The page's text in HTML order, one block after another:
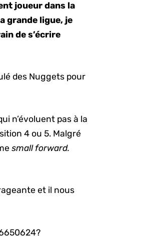
joueur dans la
grande ligue, je
de s’écrire
des Nuggets pour
n’évoluent pas à la
4 ou 5. Malgré
small forward.
et il nous